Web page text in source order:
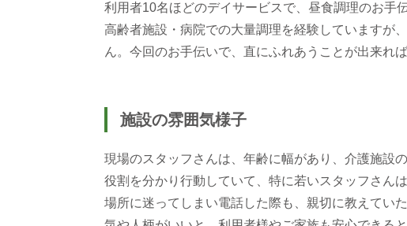
利用者10名ほどのデイサービスで、昼食調理のお手
高齢者施設・病院での大量調理を経験していますが
ん。今回のお手伝いで、直にふれあうことが出来れ
施設の雰囲気様子
現場のスタッフさんは、年齢に幅があり、介護施設
役割を分かり行動していて、特に若いスタッフさん
場所に迷ってしまい電話した際も、親切に教えてい